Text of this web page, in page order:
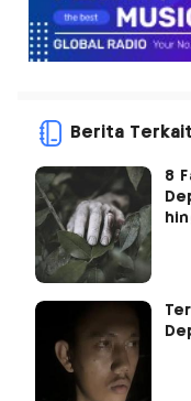
Berita Terkait
8